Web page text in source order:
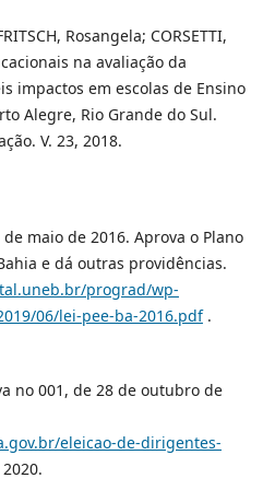
Rosangela; CORSETTI,
na avaliação da
impactos em escolas de Ensino
Alegre, Rio Grande do Sul.
V. 23, 2018.
de maio de 2016. Aprova o Plano
e dá outras providências.
prograd/wp-
06/lei-pee-ba-2016.pdf.
no 001, de 28 de outubro de
eleicao-de-dirigentes-